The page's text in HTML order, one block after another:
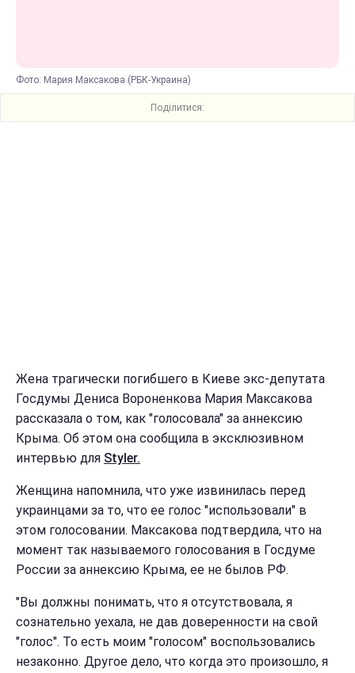
Фото: Мария Максакова (РБК-Украина)
Поділитися:
Жена трагически погибшего в Киеве экс-депутата
Госдумы Дениса Вороненкова Мария Максакова
рассказала о том, как "голосовала" за аннексию
Крыма. Об этом она сообщила в эксклюзивном
интервью для Styler.
Женщина напомнила, что уже извинилась перед
украинцами за то, что ее голос "использовали" в
этом голосовании. Максакова подтвердила, что на
момент так называемого голосования в Госдуме
России за аннексию Крыма, ее не былов РФ.
"Вы должны понимать, что я отсутствовала, я
сознательно уехала, не дав доверенности на свой
"голос". То есть моим "голосом" воспользовались
незаконно. Другое дело, что когда это произошло, я